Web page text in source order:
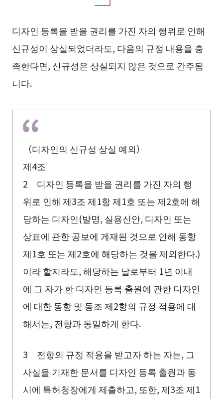
디자인 등록을 받을 권리를 가진 자의 행위로 인해
신규성이 상실되었더라도, 다음의 규정 내용을 충
족한다면, 신규성은 상실되지 않은 것으로 간주됩
니다.
（디자인의 신규성 상실 예외）
제4조
2 디자인 등록을 받을 권리를 가진 자의 행
위로 인해 제3조 제1항 제1호 또는 제2호에 해
당하는 디자인(발명, 실용신안, 디자인 또는
상표에 관한 공보에 게재된 것으로 인해 동항
제1호 또는 제2호에 해당하는 것을 제외한다.)
이라 할지라도, 해당하는 날로부터 1년 이내
에 그 자가 한 디자인 등록 출원에 관한 디자인
에 대한 동항 및 동조 제2항의 규정 적용에 대
해서는, 전항과 동일하게 한다.
3 전항의 규정 적용을 받고자 하는 자는, 그
사실을 기재한 문서를 디자인 등록 출원과 동
시에 특허청장에게 제출하고, 또한, 제3조 제1